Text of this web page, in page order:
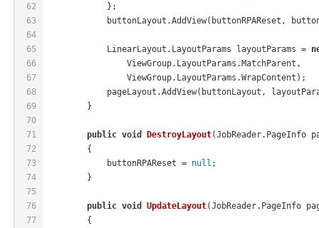
62
63
64
65
66
67
68
69
70
71
72
73
74
75
76
77
            };
buttonLayout.AddView(buttonRPAReset,
            LinearLayout.LayoutParams layoutParams =
                ViewGroup.LayoutParams.MatchParent,
                ViewGroup.LayoutParams.WrapContent);
pageLayout.AddView(buttonLayout,
        }
public void DestroyLayout(JobReader.PageInfo
        {
            buttonRPAReset =
null ;
        }
public void UpdateLayout(JobReader.PageInfo
        {